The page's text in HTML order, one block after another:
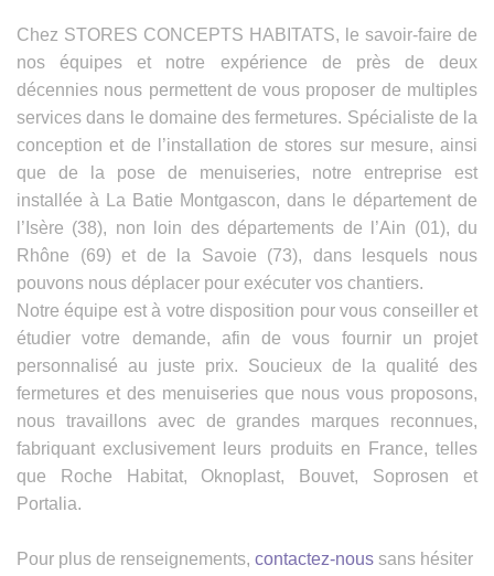
Chez STORES CONCEPTS HABITATS, le savoir-faire de
nos équipes et notre expérience de près de deux
décennies nous permettent de vous proposer de multiples
services dans le domaine des fermetures. Spécialiste de la
conception et de l’installation de stores sur mesure, ainsi
que de la pose de menuiseries, notre entreprise est
installée à La Batie Montgascon, dans le département de
l’Isère (38), non loin des départements de l’Ain (01), du
Rhône (69) et de la Savoie (73), dans lesquels nous
pouvons nous déplacer pour exécuter vos chantiers.
Notre équipe est à votre disposition pour vous conseiller et
étudier votre demande, afin de vous fournir un projet
personnalisé au juste prix. Soucieux de la qualité des
fermetures et des menuiseries que nous vous proposons,
nous travaillons avec de grandes marques reconnues,
fabriquant exclusivement leurs produits en France, telles
que Roche Habitat, Oknoplast, Bouvet, Soprosen et
Portalia.
Pour plus de renseignements, contactez-nous sans hésiter